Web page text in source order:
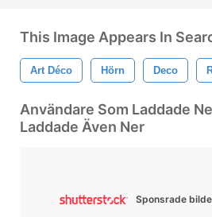
This Image Appears In
Art Déco Hörn Deco
Användare Som Laddade
Laddade Även Ner
Sponsrade